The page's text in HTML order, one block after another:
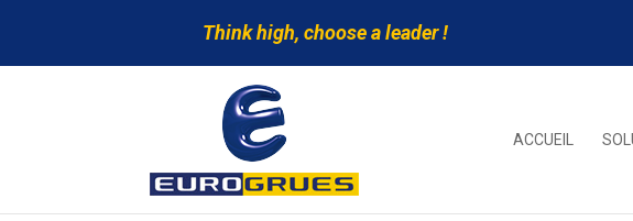
Think high, choose a leader !
ACCUEIL